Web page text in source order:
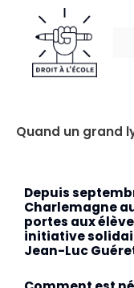
contenu
Quand un grand
Depuis
Charlemagne
portes aux
initiative
Jean-Luc